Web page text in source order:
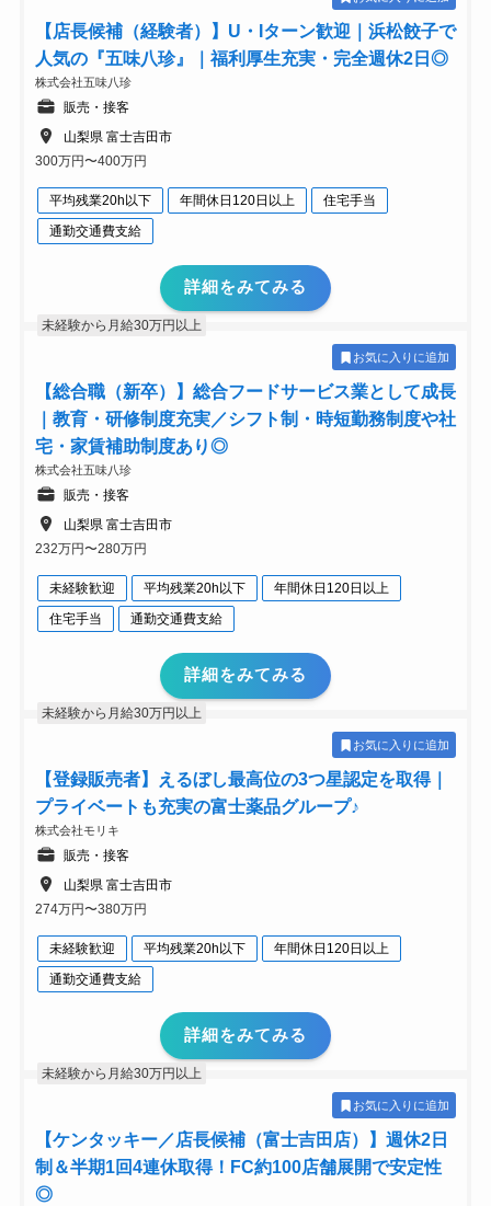
【店長候補（経験者）】U・Iターン歓迎｜浜松餃子で
人気の『五味八珍』｜福利厚生充実・完全週休2日◎
株式会社五味八珍
販売・接客
山梨県 富士吉田市
300万円〜400万円
平均残業20h以下 年間休日120日以上
住宅手当
通勤交通費支給
詳細をみてみる
未経験から月給30万円以上
お気に入りに追加
【総合職（新卒）】総合フードサービス業として成長
｜教育・研修制度充実／シフト制・時短勤務制度や社
宅・家賃補助制度あり◎
株式会社五味八珍
販売・接客
山梨県 富士吉田市
232万円〜280万円
未経験歓迎 平均残業20h以下
年間休日120日以上
住宅手当
通勤交通費支給
詳細をみてみる
未経験から月給30万円以上
お気に入りに追加
【登録販売者】えるぼし最高位の3つ星認定を取得｜
プライベートも充実の富士薬品グループ♪
株式会社モリキ
販売・接客
山梨県 富士吉田市
274万円〜380万円
未経験歓迎 平均残業20h以下
年間休日120日以上
通勤交通費支給
詳細をみてみる
未経験から月給30万円以上
お気に入りに追加
【ケンタッキー／店長候補（富士吉田店）】週休2日
制＆半期1回4連休取得！FC約100店舗展開で安定性
◎